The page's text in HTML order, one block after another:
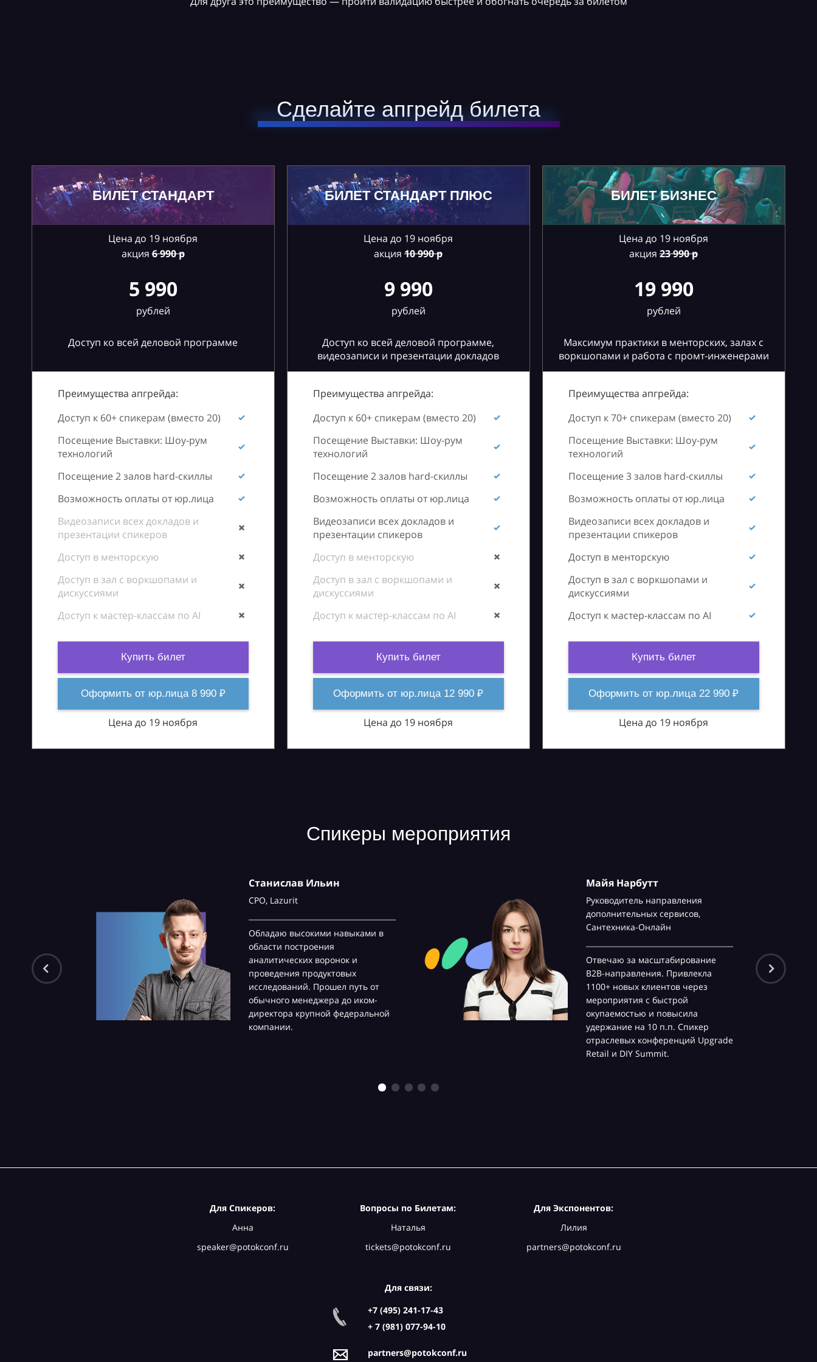
Сделайте апгрейд билета
БИЛЕТ СТАНДАРТ
Цена до 19 ноября
акция 6990 р
5 990
рублей
Доступ ко всей деловой программе
Преимущества апгрейда:
Доступ к 60+ спикерам (вместо 20)
Посещение Выставки: Шоу-рум
технологий
Посещение 2 залов hard-скиллы
Возможность оплаты от юр.лица
Видеозаписи всех докладов и
презентации спикеров
Доступ в менторскую
Доступ в зал с воркшопами и
дискуссиями
Доступ к мастер-классам по AI
Купить билет
Оформить от юр.лица 8 990 ₽
Цена до 19 ноября
БИЛЕТ СТАНДАРТ ПЛЮС
Цена до 19 ноября
акция 10990 р
9 990
рублей
Доступ ко всей деловой программе,
видеозаписи и презентации докладов
Преимущества апгрейда:
Доступ к 60+ спикерам (вместо 20)
Посещение Выставки: Шоу-рум
технологий
Посещение 2 залов hard-скиллы
Возможность оплаты от юр.лица
Видеозаписи всех докладов и
презентации спикеров
Доступ в менторскую
Доступ в зал с воркшопами и
дискуссиями
Доступ к мастер-классам по AI
Купить билет
Оформить от юр.лица 12 990 ₽
Цена до 19 ноября
БИЛЕТ БИЗНЕС
Цена до 19 ноября
акция 23990 р
19 990
рублей
Максимум практики в менторских, залах с
воркшопами и работа с промт-инженерами
Преимущества апгрейда:
Доступ к 70+ спикерам (вместо 20)
Посещение Выставки: Шоу-рум
технологий
Посещение 3 залов hard-скиллы
Возможность оплаты от юр.лица
Видеозаписи всех докладов и
презентации спикеров
Доступ в менторскую
Доступ в зал с воркшопами и
дискуссиями
Доступ к мастер-классам по AI
Купить билет
Оформить от юр.лица 22 990 ₽
Цена до 19 ноября
Спикеры мероприятия
Станислав Ильин
CPO, Lazurit
Обладаю высокими навыками в
области построения
аналитических воронок и
проведения продуктовых
исследований. Прошел путь от
обычного менеджера до иком-
директора крупной федеральной
компании.
Майя Нарбутт
Руководитель направления
дополнительных сервисов,
Сантехника-Онлайн
Отвечаю за масштабирование
B2B-направления. Привлекла
1100+ новых клиентов через
мероприятия с быстрой
окупаемостью и повысила
удержание на 10 п.п. Спикер
отраслевых конференций Upgrade
Retail и DIY Summit.
Для Спикеров:
Анна
speaker@potokconf.ru
Вопросы по Билетам:
Наталья
tickets@potokconf.ru
Для Экспонентов:
Лилия
partners@potokconf.ru
Для связи:
+7 (495) 241-17-43
+ 7 (981) 077-94-10
partners@potokconf.ru